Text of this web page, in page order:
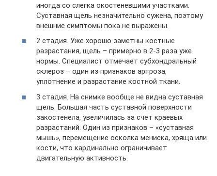
иногда со слегка окостеневшими участками.
Суставная щель незначительно сужена, поэтому
внешние симптомы пока не выражены.
2 стадия. Уже хорошо заметны костные
разрастания, щель – примерно в 2-3 раза уже
нормы. Специалист отмечает субхондральный
склероз – один из признаков артроза,
уплотнение и разрастание костной ткани.
3 стадия. На снимке вообще не видна суставная
щель. Большая часть суставной поверхности
закостенела, увеличилась за счет краевых
разрастаний. Один из признаков – «суставная
мышь», перемещение осколка мениска, хряща или
кости, что кардинально ограничивает
двигательную активность.